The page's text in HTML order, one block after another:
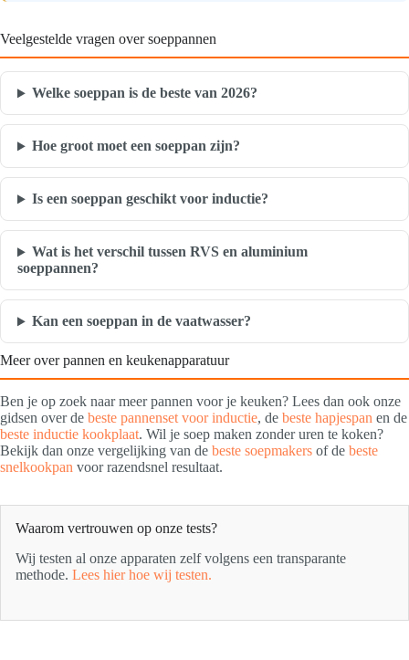
Veelgestelde vragen over soeppannen
Welke soeppan is de beste van 2026?
Hoe groot moet een soeppan zijn?
Is een soeppan geschikt voor inductie?
Wat is het verschil tussen RVS en aluminium
soeppannen?
Kan een soeppan in de vaatwasser?
Meer over pannen en keukenapparatuur
Ben je op zoek naar meer pannen voor je keuken? Lees dan ook onze
gidsen over de beste pannenset voor inductie, de beste hapjespan en de
beste inductie kookplaat. Wil je soep maken zonder uren te koken?
Bekijk dan onze vergelijking van de beste soepmakers of de beste
snelkookpan voor razendsnel resultaat.
Waarom vertrouwen op onze tests?
Wij testen al onze apparaten zelf volgens een transparante
methode. Lees hier hoe wij testen.